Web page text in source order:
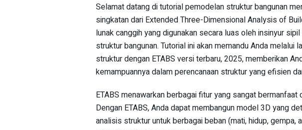
Selamat datang di tutorial pemodelan struktur bangunan
singkatan dari Extended Three-Dimensional Analysis of
lunak canggih yang digunakan secara luas oleh insinyur
struktur bangunan. Tutorial ini akan memandu Anda melalui
struktur dengan ETABS versi terbaru, 2025, memberikan
kemampuannya dalam perencanaan struktur yang efisien
ETABS menawarkan berbagai fitur yang sangat
Dengan ETABS, Anda dapat membangun model 3D yang
analisis struktur untuk berbagai beban (mati, hidup, gempa,